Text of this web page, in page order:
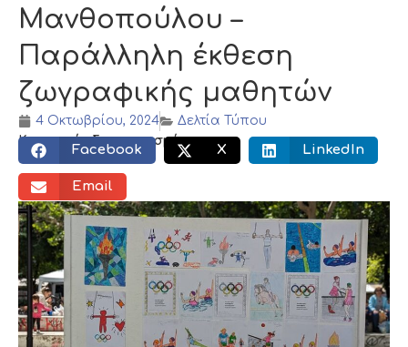
Μανθοπούλου –
Παράλληλη έκθεση
ζωγραφικής μαθητών
4 Οκτωβρίου, 2024
Δελτία Τύπου
Κοινωνικός διαμοιρασμός:
Facebook X LinkedIn
Email